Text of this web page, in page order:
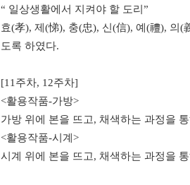
“ 일상생활에서 지켜야 할 도리”
효(孝), 제(悌), 충(忠), 신(信), 예(禮), 의(
도록 하였다.
[11주차, 12주차]
<활용작품-가방>
가방 위에 본을 뜨고, 채색하는 과정을
<활용작품-시계>
시계 위에 본을 뜨고, 채색하는 과정을